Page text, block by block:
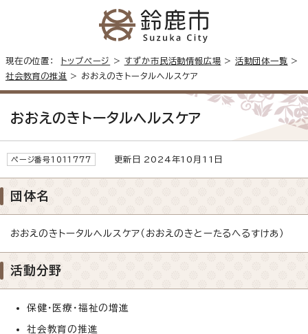
現在の位置： トップページ > すずか市民活動情報広場 > 活動団体一覧 >
社会教育の推進 > おおえのきトータルヘルスケア
おおえのきトータルヘルスケア
ページ番号1011777 更新日 2024年10月11日
団体名
おおえのきトータルヘルスケア（おおえのきとーたるへるすけあ）
活動分野
保健・医療・福祉の増進
社会教育の推進